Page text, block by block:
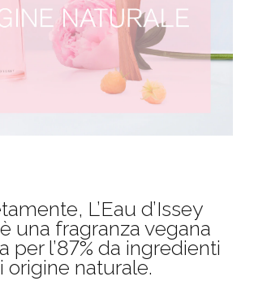
L’Eau d’Issey
una fragranza vegana
per l’87% da ingredienti
origine naturale.